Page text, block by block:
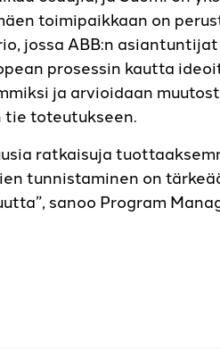
toimipaikkaan on
jossa ABB:n asiantuntijat
prosessin kautta
ja arvioidaan
tie toteutukseen.
ratkaisuja
tunnistaminen on
sanoo Program